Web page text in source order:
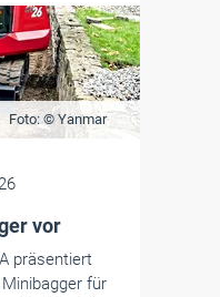
Foto: © Yanmar
vor
präsentiert
für